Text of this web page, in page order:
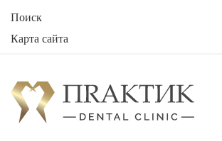
Поиск
Карта сайта